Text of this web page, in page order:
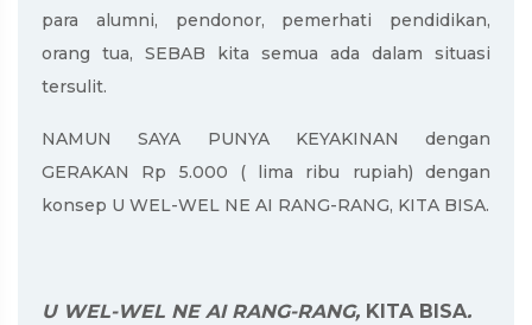
para alumni, pendonor, pemerhati pendidikan,
orang tua, SEBAB kita semua ada dalam situasi
tersulit.
NAMUN SAYA PUNYA KEYAKINAN dengan
GERAKAN Rp 5.000 ( lima ribu rupiah) dengan
konsep U WEL-WEL NE AI RANG-RANG, KITA BISA.
U WEL-WEL NE AI RANG-RANG, KITA BISA.